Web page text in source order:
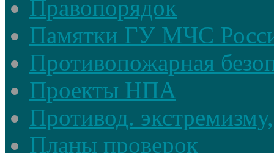
Правопорядок
Памятки ГУ МЧС
Противопожарная
Проекты НПА
Противод.
Планы проверок